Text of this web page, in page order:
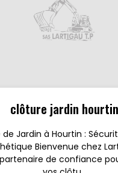
clôture jardin hourtin
Jardin à Hourtin :
Bienvenue chez
de confiance